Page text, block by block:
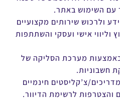
עם השימוש באתר.
ולרכוש שירותים מקצועיים
וליווי אישי ועסקי והשתתפות
חשבוניות.
מדריכים/צ’קליסטים חינמיים
לרשימת הדיוור.